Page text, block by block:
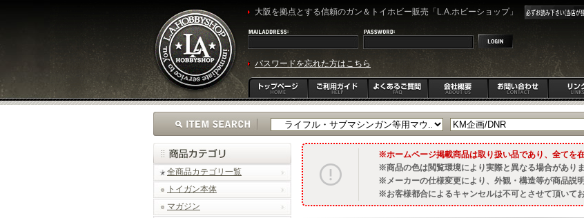
大阪を拠点とする信頼のガン＆トイホビー販売「L.A.ホビーショップ」
パスワードを忘れた方はこちら
全商品カテゴリ一覧
トイガン本体
マガジン
ホームページ掲載商品は取り扱い品であり、全てを
商品の色は閲覧環境により実際と異なる場合がありま
メーカーの仕様変更により、外観・構造等が商品説
お客様都合によるキャンセルは不可とさせて頂いて